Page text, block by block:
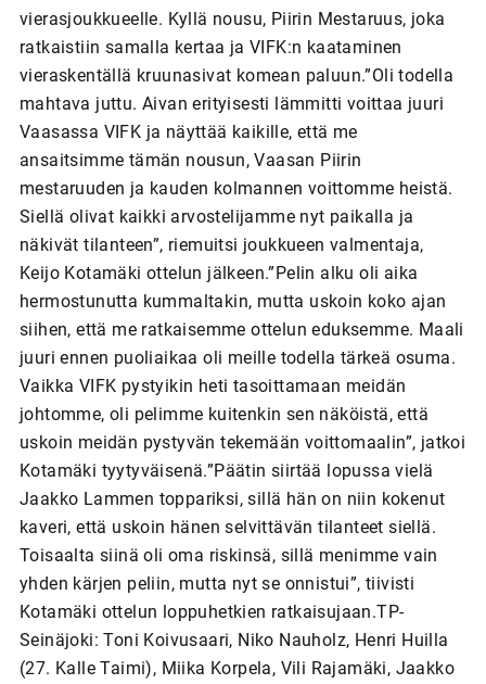
vierasjoukkueelle. Kyllä nousu, Piirin Mestaruus, joka
ratkaistiin samalla kertaa ja VIFK:n kaataminen
vieraskentällä kruunasivat komean paluun.”Oli todella
mahtava juttu. Aivan erityisesti lämmitti voittaa juuri
Vaasassa VIFK ja näyttää kaikille, että me
ansaitsimme tämän nousun, Vaasan Piirin
mestaruuden ja kauden kolmannen voittomme heistä.
Siellä olivat kaikki arvostelijamme nyt paikalla ja
näkivät tilanteen”, riemuitsi joukkueen valmentaja,
Keijo Kotamäki ottelun jälkeen.”Pelin alku oli aika
hermostunutta kummaltakin, mutta uskoin koko ajan
siihen, että me ratkaisemme ottelun eduksemme. Maali
juuri ennen puoliaikaa oli meille todella tärkeä osuma.
Vaikka VIFK pystyikin heti tasoittamaan meidän
johtomme, oli pelimme kuitenkin sen näköistä, että
uskoin meidän pystyvän tekemään voittomaalin”, jatkoi
Kotamäki tyytyväisenä.”Päätin siirtää lopussa vielä
Jaakko Lammen toppariksi, sillä hän on niin kokenut
kaveri, että uskoin hänen selvittävän tilanteet siellä.
Toisaalta siinä oli oma riskinsä, sillä menimme vain
yhden kärjen peliin, mutta nyt se onnistui”, tiivisti
Kotamäki ottelun loppuhetkien ratkaisujaan.TP-
Seinäjoki: Toni Koivusaari, Niko Nauholz, Henri Huilla
(27. Kalle Taimi), Miika Korpela, Vili Rajamäki, Jaakko